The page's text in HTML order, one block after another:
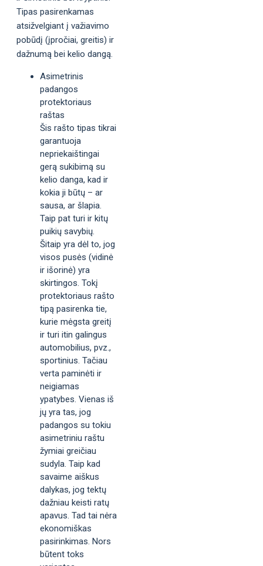
Tipas pasirenkamas
atsižvelgiant į važiavimo
pobūdį (įpročiai, greitis) ir
dažnumą bei kelio dangą.
Asimetrinis
padangos
protektoriaus
raštas
Šis rašto tipas tikrai
garantuoja
nepriekaištingai
gerą sukibimą su
kelio danga, kad ir
kokia ji būtų – ar
sausa, ar šlapia.
Taip pat turi ir kitų
puikių savybių.
Šitaip yra dėl to, jog
visos pusės (vidinė
ir išorinė) yra
skirtingos. Tokį
protektoriaus rašto
tipą pasirenka tie,
kurie mėgsta greitį
ir turi itin galingus
automobilius, pvz.,
sportinius. Tačiau
verta paminėti ir
neigiamas
ypatybes. Vienas iš
jų yra tas, jog
padangos su tokiu
asimetriniu raštu
žymiai greičiau
sudyla. Taip kad
savaime aiškus
dalykas, jog tektų
dažniau keisti ratų
apavus. Tad tai nėra
ekonomiškas
pasirinkimas. Nors
būtent toks